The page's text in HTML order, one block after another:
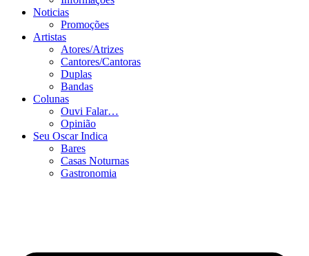
Noticias
Promoções
Artistas
Atores/Atrizes
Cantores/Cantoras
Duplas
Bandas
Colunas
Ouvi Falar…
Opinião
Seu Oscar Indica
Bares
Casas Noturnas
Gastronomia